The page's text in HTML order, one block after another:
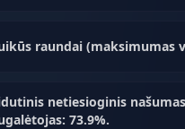
raundai (maksimumas
netiesioginis
73.9%.